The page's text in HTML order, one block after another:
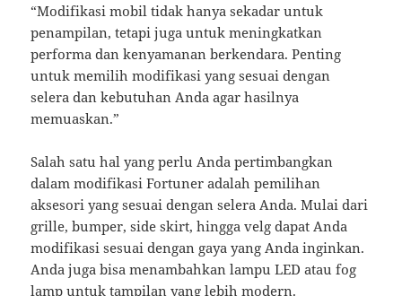
“Modifikasi mobil tidak hanya sekadar untuk
penampilan, tetapi juga untuk meningkatkan
performa dan kenyamanan berkendara. Penting
untuk memilih modifikasi yang sesuai dengan
selera dan kebutuhan Anda agar hasilnya
memuaskan.”
Salah satu hal yang perlu Anda pertimbangkan
dalam modifikasi Fortuner adalah pemilihan
aksesori yang sesuai dengan selera Anda. Mulai dari
grille, bumper, side skirt, hingga velg dapat Anda
modifikasi sesuai dengan gaya yang Anda inginkan.
Anda juga bisa menambahkan lampu LED atau fog
lamp untuk tampilan yang lebih modern.